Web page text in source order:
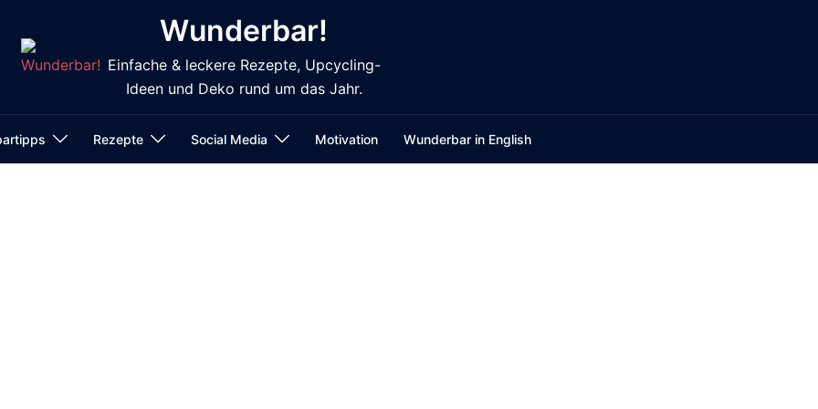
Wunderbar!
Einfache & leckere Rezepte, Upcycling-
Ideen und Deko rund um das Jahr.
Rezepte Social Media Motivation Wunderbar in English